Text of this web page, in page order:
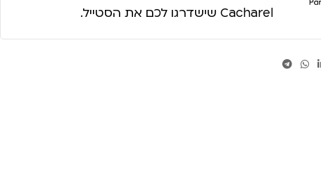
Cacharel שישדרגו לכם את הסטייל.